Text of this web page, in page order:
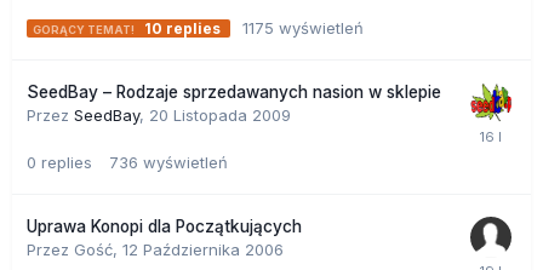
10 replies 1175 wyświetleń
SeedBay – Rodzaje sprzedawanych nasion w sklepie
Przez SeedBay, 20 Listopada 2009
0 replies 736 wyświetleń
Uprawa Konopi dla Początkujących
Przez Gość, 12 Października 2006